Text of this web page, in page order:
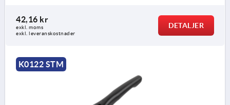
42,16 kr
exkl. moms
exkl. leveranskostnader
DETALJER
K0122 STM